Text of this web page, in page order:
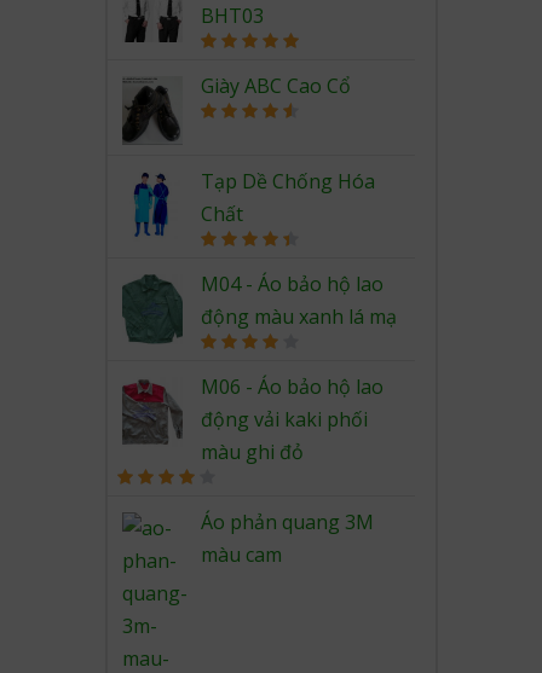
BHT03
out of 5
Giày ABC Cao Cổ
Tạp Dề Chống Hóa
Chất
out of 5
M04 - Áo bảo hộ lao
động màu xanh lá mạ
4.00out
of 5
M06 - Áo bảo hộ lao
động vải kaki phối
màu ghi đỏ
4.00 out
of 5
Áo phản quang 3M
màu cam